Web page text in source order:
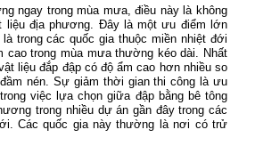
ngay trong mùa mưa, điều này là không
liệu địa phương. Đây là một ưu điểm lớn
trong các quốc gia thuộc miền nhiệt đới
cao trong mùa mưa thường kéo dài. Nhất
liệu đắp đập có độ ẩm cao hơn nhiều so
nén. Sự giảm thời gian thi công là ưu
việc lựa chọn giữa đập bằng bê tông
trong nhiều dự án gần đây trong các
Các quốc gia này thường là nơi có trử